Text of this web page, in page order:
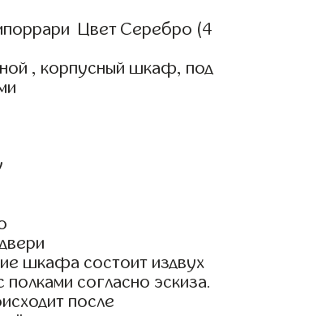
Цвет Серебро (4
, корпусный шкаф, под
шкафа состоит издвух
согласно эскиза.
после